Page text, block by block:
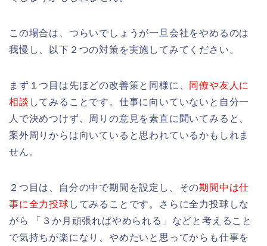
この場合は、つらいでしょうが一旦会社をやめるのは
我慢し、以下２つの対策を実施してみてください。
まず１つ目は先ほどの改善策と同様に、 同僚や友人に
相談 してみることです。仕事に向いていないと自分一
人で決めつけず、周りの意見を素直に聞いてみると、
案外周りからは向いていると思われているかもしれま
せん。
２つ目は、自分の中で期間を設定し、その期間中は仕
事に全力投球 してみることです。さらに全力投球しな
がら 「３か月頑張ればやめられる」などと考えること
で気持ちが楽になり、やめたいと思ってからも仕事を